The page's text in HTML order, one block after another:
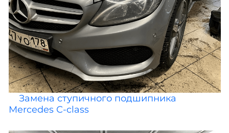
Замена ступичного подшипника
Mercedes С-class